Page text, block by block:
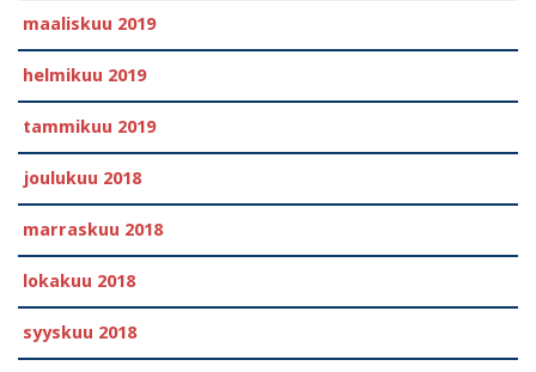
maaliskuu 2019
helmikuu 2019
tammikuu 2019
joulukuu 2018
marraskuu 2018
lokakuu 2018
syyskuu 2018